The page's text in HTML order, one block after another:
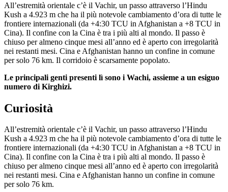
All’estremità orientale c’è il Vachir, un passo attraverso l’Hindu
Kush a 4.923 m che ha il più notevole cambiamento d’ora di tutte le
frontiere internazionali (da +4:30 TCU in Afghanistan a +8 TCU in
Cina). Il confine con la Cina è tra i più alti al mondo. Il passo è
chiuso per almeno cinque mesi all’anno ed è aperto con irregolarità
nei restanti mesi. Cina e Afghanistan hanno un confine in comune
per solo 76 km. Il corridoio è scarsamente popolato.
Le principali genti presenti lì sono i Wachi, assieme a un esiguo
numero di Kirghizi.
Curiosità
All’estremità orientale c’è il Vachir, un passo attraverso l’Hindu
Kush a 4.923 m che ha il più notevole cambiamento d’ora di tutte le
frontiere internazionali (da +4:30 TCU in Afghanistan a +8 TCU in
Cina). Il confine con la Cina è tra i più alti al mondo. Il passo è
chiuso per almeno cinque mesi all’anno ed è aperto con irregolarità
nei restanti mesi. Cina e Afghanistan hanno un confine in comune
per solo 76 km.